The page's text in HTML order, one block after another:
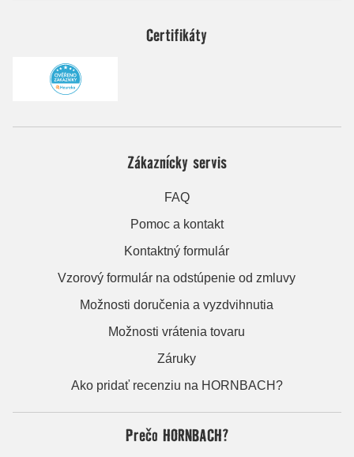
Certifikáty
Zákaznícky servis
FAQ
Pomoc a kontakt
Kontaktný formulár
Vzorový formulár na odstúpenie od zmluvy
Možnosti doručenia a vyzdvihnutia
Možnosti vrátenia tovaru
Záruky
Ako pridať recenziu na HORNBACH?
Prečo HORNBACH?